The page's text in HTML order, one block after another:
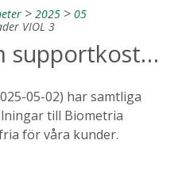
2025
05
VIOL 3
Information om supportkostnader VIOL 3
05-02) har samtliga
till Biometria
för våra kunder.